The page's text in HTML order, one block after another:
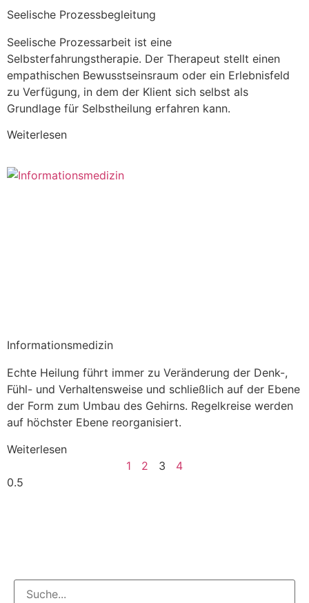
Seelische Prozessbegleitung
Seelische Prozessarbeit ist eine
Selbsterfahrungstherapie. Der Therapeut stellt einen
empathischen Bewusstseinsraum oder ein Erlebnisfeld
zu Verfügung, in dem der Klient sich selbst als
Grundlage für Selbstheilung erfahren kann.
Weiterlesen
Informationsmedizin
Echte Heilung führt immer zu Veränderung der Denk-,
Fühl- und Verhaltensweise und schließlich auf der Ebene
der Form zum Umbau des Gehirns. Regelkreise werden
auf höchster Ebene reorganisiert.
Weiterlesen
1
2 3 4